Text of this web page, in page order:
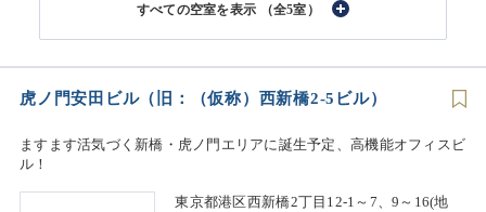
（全5室）
虎ノ門安田ビル（旧：（仮称）西新橋2-5ビル）
ますます活気づく新橋・虎ノ門エリアに誕生予定、高機能オフィスビ
ル！
東京都港区西新橋2丁目12-1～7、9～16(地